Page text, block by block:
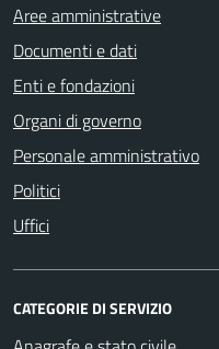
Aree amministrative
Documenti e dati
Enti e fondazioni
Organi di governo
Personale amministrativo
Politici
Uffici
CATEGORIE DI SERVIZIO